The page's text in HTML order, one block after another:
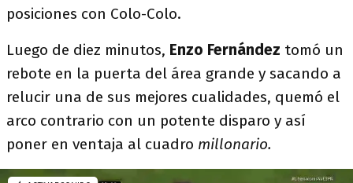
posiciones con Colo-Colo.
Luego de diez minutos, Enzo Fernández tomó un
rebote en la puerta del área grande y sacando a
relucir una de sus mejores cualidades, quemó el
arco contrario con un potente disparo y así
poner en ventaja al cuadro millonario.